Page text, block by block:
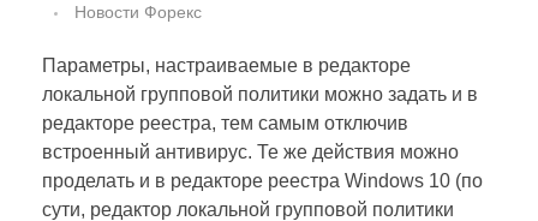
Новости Форекс
Параметры, настраиваемые в редакторе
локальной групповой политики можно задать и в
редакторе реестра, тем самым отключив
встроенный антивирус. Те же действия можно
проделать и в редакторе реестра Windows 10 (по
сути, редактор локальной групповой политики